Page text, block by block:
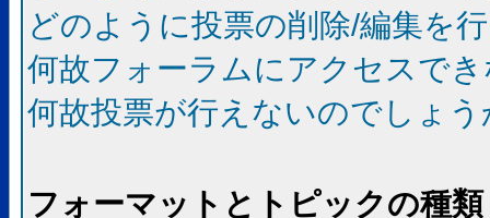
どのように投票の削除/編集を
何故フォーラムにアクセスで
何故投票が行えないのでしょう
フォーマットとトピックの種類